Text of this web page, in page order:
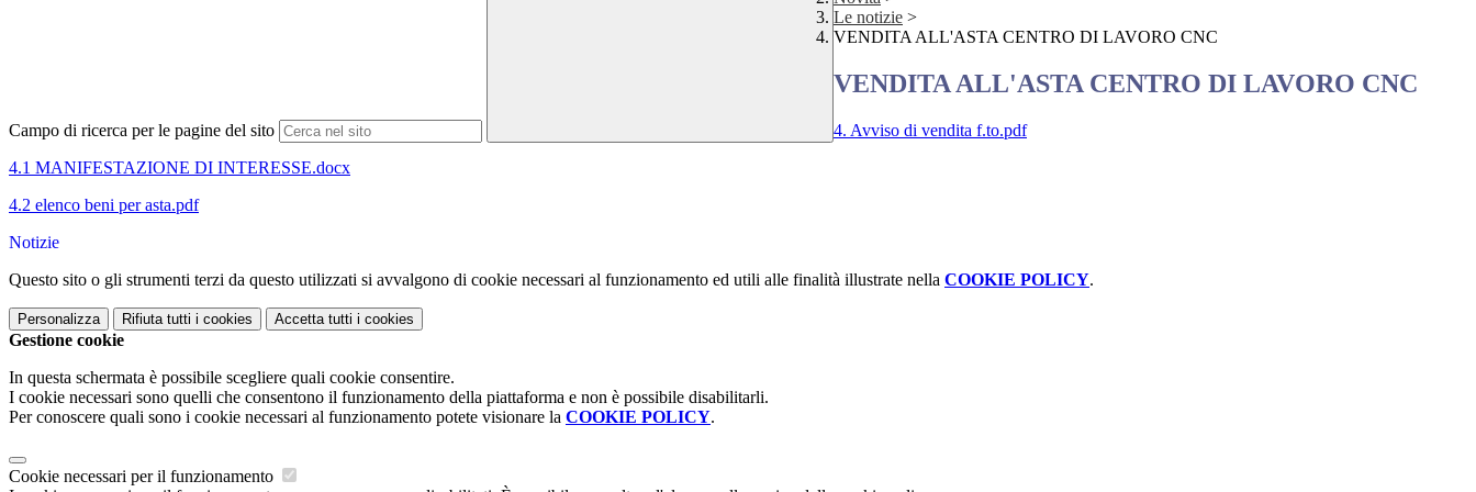
Campo di ricerca per le pagine del sito
Le notizie >
VENDITA ALL'ASTA CENTRO DI LAVORO CNC
VENDITA ALL'ASTA CENTRO DI LAVORO CNC
4. Avviso di vendita f.to.pdf
4.1 MANIFESTAZIONE DI INTERESSE.docx
4.2 elenco beni per asta.pdf
Notizie
Questo sito o gli strumenti terzi da questo utilizzati si avvalgono di cookie necessari al funzionamento ed utili alle finalità illustrate nella COOKIE POLICY.
Personalizza Rifiuta tutti i cookies Accetta tutti i cookies
Gestione cookie
In questa schermata è possibile scegliere quali cookie consentire.
I cookie necessari sono quelli che consentono il funzionamento della piattaforma e non è possibile disabilitarli.
Per conoscere quali sono i cookie necessari al funzionamento potete visionare la COOKIE POLICY.
Cookie necessari per il funzionamento